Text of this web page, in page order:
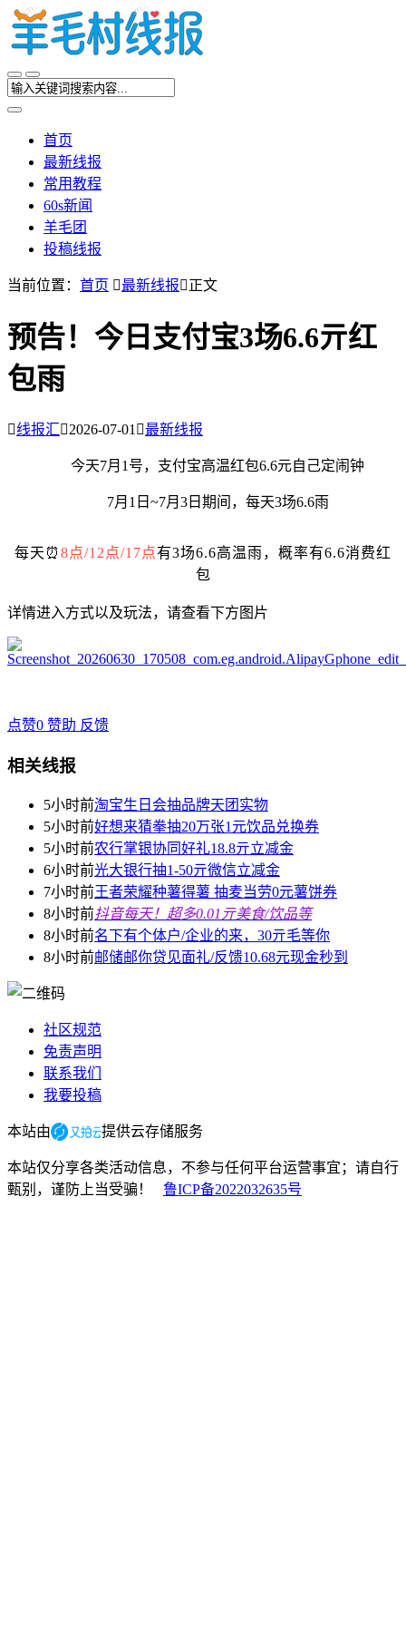
首页
最新线报
常用教程
60s新闻
羊毛团
投稿线报
当前位置： 首页 最新线报正文
预告！今日支付宝3场6.6亓红
包雨
线报汇2026-07-01 最新线报
今天7月1号，支付宝高温红包6.6元自己定闹钟
7月1日~7月3日期间，每天3场6.6雨
每天⏰ 8点/12点/17点有3场6.6高温雨，概率有6.6消费红
包
详情进入方式以及玩法，请查看下方图片
点赞0 赞助 反馈
相关线报
5小时前淘宝生日会抽品牌天团实物
5小时前好想来猜拳抽20万张1元饮品兑换券
5小时前农行掌银协同好礼18.8亓立减金
6小时前光大银行抽1-50亓微信立减金
7小时前王者荣耀种薯得薯 抽麦当劳0元薯饼券
8小时前抖音每天！超多0.01亓美食/饮品等
8小时前名下有个体户/企业的来，30亓毛等你
8小时前邮储邮你贷见面礼/反馈10.68元现金秒到
社区规范
免责声明
联系我们
我要投稿
本站由 提供云存储服务
本站仅分享各类活动信息，不参与任何平台运营事宜；请自行
甄别，谨防上当受骗！
鲁ICP备2022032635号